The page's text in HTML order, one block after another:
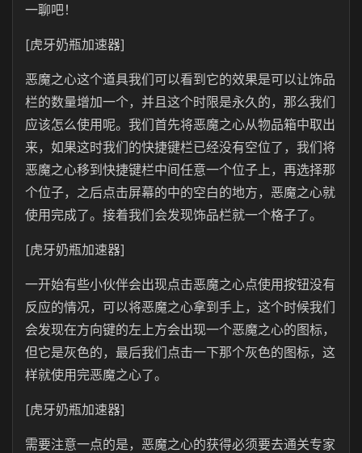
一聊吧！
[虎牙奶瓶加速器]
恶魔之心这个道具我们可以看到它的效果是可以让饰品
栏的数量增加一个，并且这个时限是永久的，那么我们
应该怎么使用呢。我们首先将恶魔之心从物品箱中取出
来，如果这时我们的快捷键栏已经没有空位了，我们将
恶魔之心移到快捷键栏中间任意一个位子上，再选择那
个位子，之后点击屏幕的中的空白的地方，恶魔之心就
使用完成了。接着我们会发现饰品栏就一个格子了。
[虎牙奶瓶加速器]
一开始有些小伙伴会出现点击恶魔之心点使用按钮没有
反应的情况，可以将恶魔之心拿到手上，这个时候我们
会发现在方向键的左上方会出现一个恶魔之心的图标，
但它是灰色的，最后我们点击一下那个灰色的图标，这
样就使用完恶魔之心了。
[虎牙奶瓶加速器]
需要注意一点的是，恶魔之心的获得必须要去通关专家